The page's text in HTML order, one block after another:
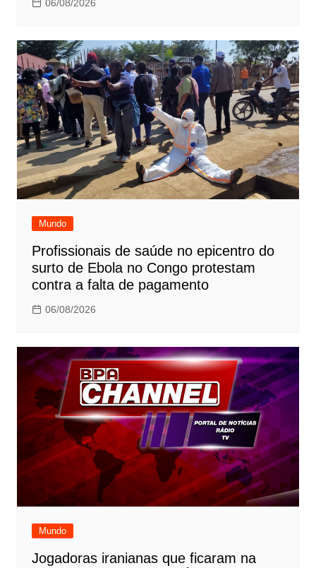
06/08/2026
Mundo
Profissionais de saúde no epicentro do
surto de Ebola no Congo protestam
contra a falta de pagamento
06/08/2026
Mundo
Jogadoras iranianas que ficaram na